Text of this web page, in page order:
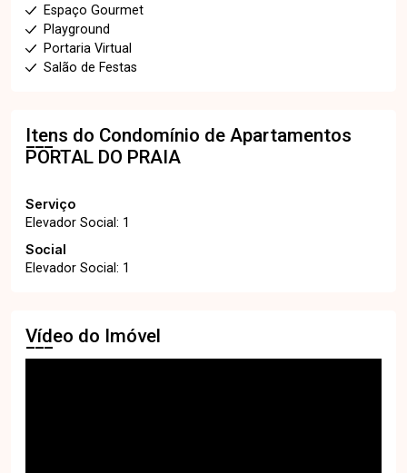
Espaço Gourmet
Playground
Portaria Virtual
Salão de Festas
Itens do Condomínio de Apartamentos
PORTAL DO PRAIA
Serviço
Elevador Social: 1
Social
Elevador Social: 1
Vídeo do Imóvel